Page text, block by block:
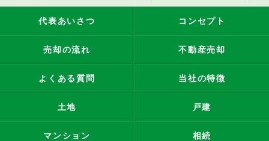
代表あいさつ コンセプト
売却の流れ 不動産売却
よくある質問 当社の特徴
土地 戸建
マンション 相続